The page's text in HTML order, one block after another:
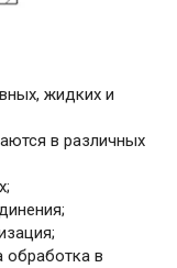
жидких и
в различных
обработка в